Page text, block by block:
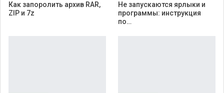
Как запоролить архив RAR,
ZIP и 7z
Не запускаются ярлыки и
программы: инструкция
по…